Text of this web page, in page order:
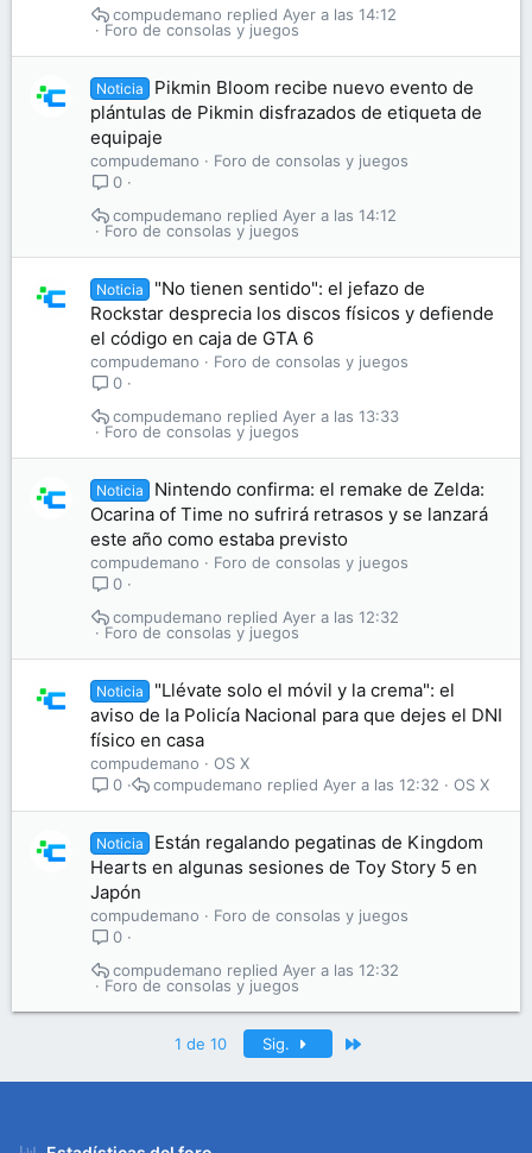
Foro de consolas y juegos
Ayer a las 14:12
compudemano
Noticia
Pikmin Bloom recibe nuevo evento de
plántulas de Pikmin disfrazados de etiqueta de
equipaje
compudemano
Foro de consolas y juegos
0
Foro de consolas y juegos
Ayer a las 14:12
compudemano
Noticia
"No tienen sentido": el jefazo de
Rockstar desprecia los discos físicos y defiende
el código en caja de GTA 6
compudemano
Foro de consolas y juegos
0
Foro de consolas y juegos
Ayer a las 13:33
compudemano
Noticia
Nintendo confirma: el remake de Zelda:
Ocarina of Time no sufrirá retrasos y se lanzará
este año como estaba previsto
compudemano
Foro de consolas y juegos
0
Foro de consolas y juegos
Ayer a las 12:32
compudemano
Noticia
"Llévate solo el móvil y la crema": el
aviso de la Policía Nacional para que dejes el DNI
físico en casa
compudemano
OS X
0
OS X
Ayer a las 12:32
compudemano
Noticia
Están regalando pegatinas de Kingdom
Hearts en algunas sesiones de Toy Story 5 en
Japón
compudemano
Foro de consolas y juegos
0
Foro de consolas y juegos
Ayer a las 12:32
compudemano
1 de 10 Sig.